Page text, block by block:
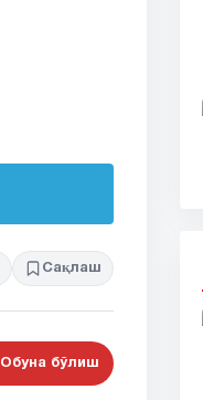
Сақлаш
Обуна бўлиш